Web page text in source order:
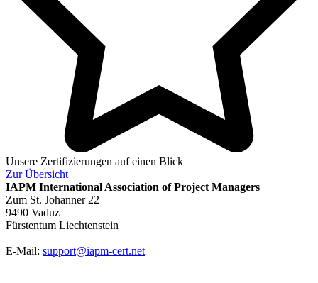
Unsere Zertifizierungen auf einen Blick
ZurÜbersicht
IAPM International Association of Project Managers
Zum St. Johanner 22
9490 Vaduz
Fürstentum Liechtenstein
E-Mail: support@iapm-cert.net